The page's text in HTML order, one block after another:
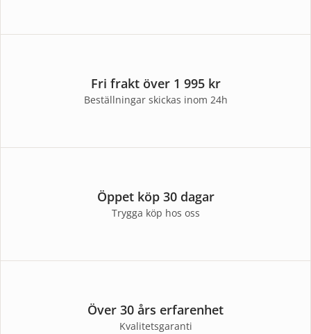
Fri frakt över 1 995 kr
Beställningar skickas inom 24h
Öppet köp 30 dagar
Trygga köp hos oss
Över 30 års erfarenhet
Kvalitetsgaranti